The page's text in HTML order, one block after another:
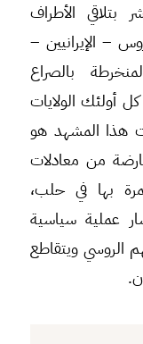
الأطراف
– الإيرانيين –
بالصراع
أولئك الولايات
هذا المشهد هو
من معادلات
بها في حلب،
عملية سياسية
الروسي ويتقاطع